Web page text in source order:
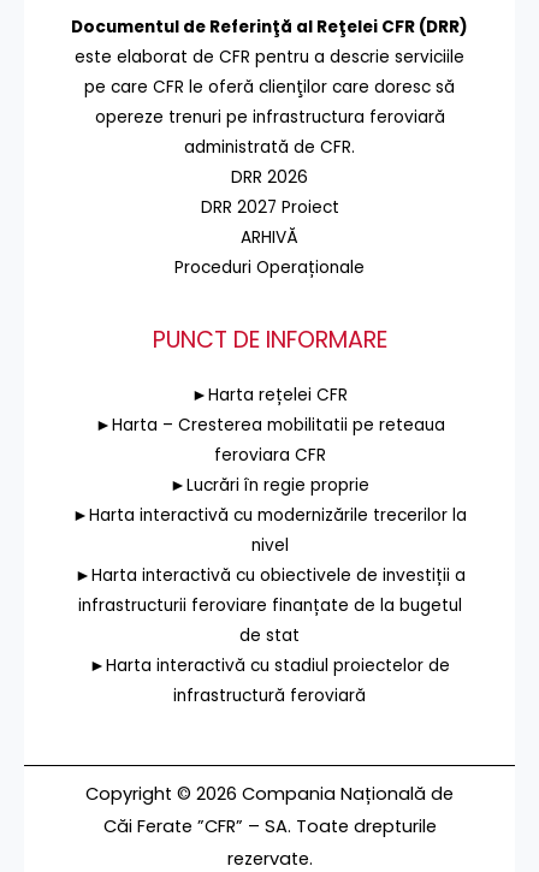
Documentul de Referinţă al Reţelei CFR (DRR)
este elaborat de CFR pentru a descrie serviciile
pe care CFR le oferă clienţilor care doresc să
opereze trenuri pe infrastructura feroviară
administrată de CFR.
DRR 2026
DRR 2027 Proiect
ARHIVĂ
Proceduri Operaționale
PUNCT DE INFORMARE
►Harta rețelei CFR
►Harta – Cresterea mobilitatii pe reteaua
feroviara CFR
►Lucrări în regie proprie
►Harta interactivă cu modernizările trecerilor la
nivel
►Harta interactivă cu obiectivele de investiții a
infrastructurii feroviare finanțate de la bugetul
de stat
►Harta interactivă cu stadiul proiectelor de
infrastructură feroviară
Copyright © 2026 Compania Națională de
Căi Ferate ”CFR” – SA. Toate drepturile
rezervate.